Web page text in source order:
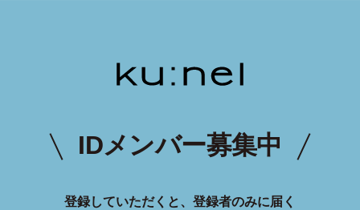
IDメンバー募集中
登録していただくと、登録者のみに届く